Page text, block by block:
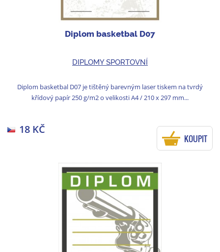
Diplom basketbal D07
DIPLOMY SPORTOVNÍ
Diplom basketbal D07 je tištěný barevným laser tiskem na tvrdý
křídový papír 250 g/m2 o velikosti A4 / 210 x 297 mm...
18 KČ
KOUPIT